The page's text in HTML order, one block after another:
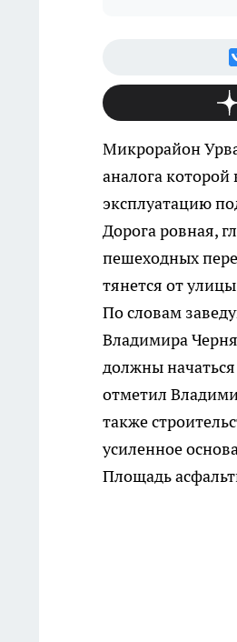
Микрорайон
аналога
эксплуатацию
Дорога ровная,
пешеходных
тянется от
По словам
Владимира
должны начаться
отметил
также
усиленное
Площадь